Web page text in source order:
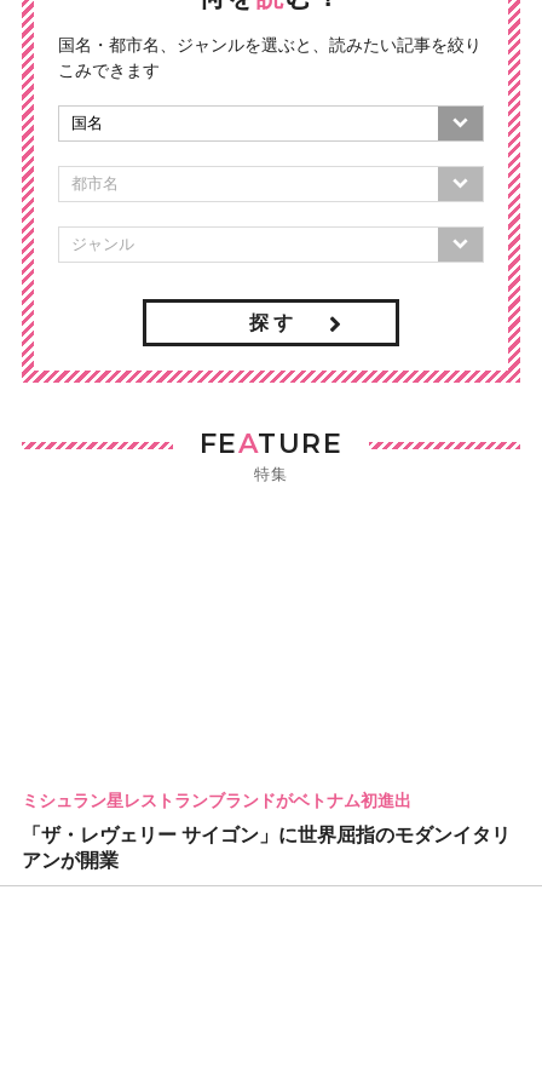
国名・都市名、ジャンルを選ぶと、読みたい記事を絞り
こみできます
探 す
FEATURE
特集
ミシュラン星レストランブランドがベトナム初進出
「ザ・レヴェリー サイゴン」に世界屈指のモダンイタリ
アンが開業